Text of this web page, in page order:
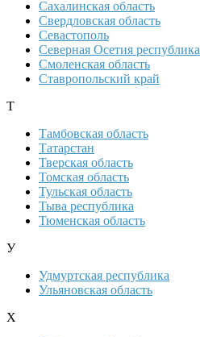
Сахалинская область
Свердловская область
Севастополь
Северная Осетия республика
Смоленская область
Ставропольский край
Т
Тамбовская область
Татарстан
Тверская область
Томская область
Тульская область
Тыва республика
Тюменская область
У
Удмуртская республика
Ульяновская область
Х